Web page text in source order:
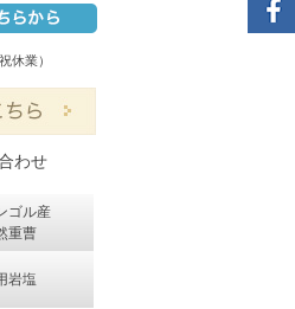
休業）
わせ
ゴル産
重曹
岩塩